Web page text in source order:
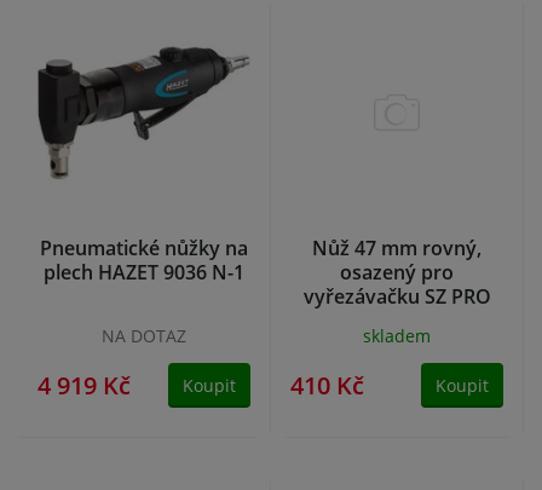
Pneumatické nůžky na
plech HAZET 9036 N-1
NA DOTAZ
4 919 Kč Koupit
Nůž 47 mm rovný,
osazený pro
vyřezávačku SZ PRO
skladem
410 Kč Koupit